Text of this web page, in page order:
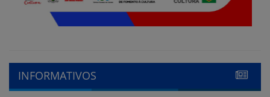
INFORMATIVOS
o edital do processo de
escolha do Conselho tutelar
15 de maio de 2023